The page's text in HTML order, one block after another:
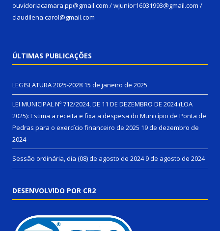
ouvidoriacamara.pp@gmail.com / wjunior16031993@gmail.com /
claudilena.carol@gmail.com
ÚLTIMAS PUBLICAÇÕES
LEGISLATURA 2025-2028 15 de janeiro de 2025
LEI MUNICIPAL Nº 712/2024, DE 11 DE DEZEMBRO DE 2024 (LOA
2025): Estima a receita e fixa a despesa do Município de Ponta de
Pedras para o exercício financeiro de 2025 19 de dezembro de
2024
Sessão ordinária, dia (08) de agosto de 20249 de agosto de 2024
DESENVOLVIDO POR CR2